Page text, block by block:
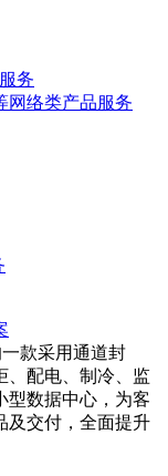
务
网络类产品服务
款采用通道封
、配电、制冷、监
型数据中心，为客
及交付，全面提升